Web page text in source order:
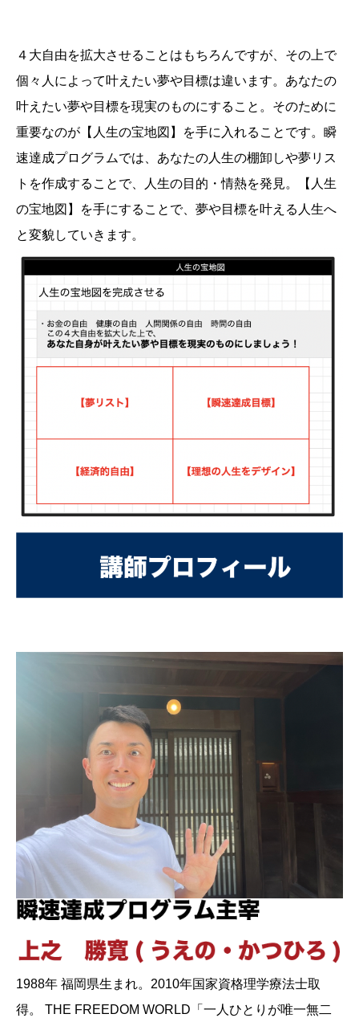
４大自由を拡大させることはもちろんですが、その上で
個々人によって叶えたい夢や目標は違います。あなたの
叶えたい夢や目標を現実のものにすること。そのために
重要なのが【人生の宝地図】を手に入れることです。瞬
速達成プログラムでは、あなたの人生の棚卸しや夢リス
トを作成することで、人生の目的・情熱を発見。【人生
の宝地図】を手にすることで、夢や目標を叶える人生へ
と変貌していきます。
1988年 福岡県生まれ。2010年国家資格理学療法士取
得。 THE FREEDOM WORLD「一人ひとりが唯一無二